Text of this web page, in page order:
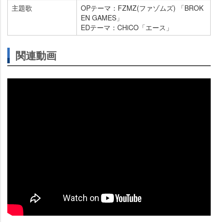
主題歌
OPテーマ：FZMZ(ファゾムズ) 「BROK
EN GAMES」
EDテーマ：CHiCO「エース」
関連動画